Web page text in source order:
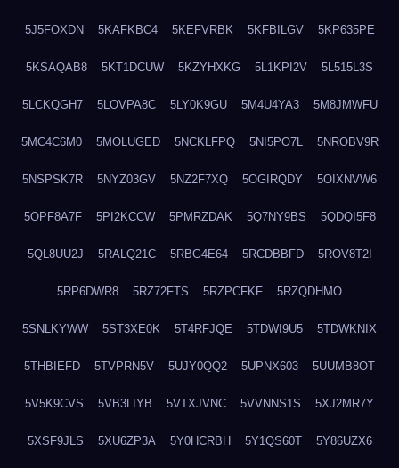
5J5FOXDN 5KAFKBC4 5KEFVRBK 5KFBILGV 5KP635PE
5KSAQAB8 5KT1DCUW 5KZYHXKG 5L1KPI2V 5L515L3S
5LCKQGH7 5LOVPA8C 5LY0K9GU 5M4U4YA3 5M8JMWFU
5MC4C6M0 5MOLUGED 5NCKLFPQ 5NI5PO7L 5NROBV9R
5NSPSK7R 5NYZ03GV 5NZ2F7XQ 5OGIRQDY 5OIXNVW6
5OPF8A7F 5PI2KCCW 5PMRZDAK 5Q7NY9BS 5QDQI5F8
5QL8UU2J 5RALQ21C 5RBG4E64 5RCDBBFD 5ROV8T2I
5RP6DWR8 5RZ72FTS 5RZPCFKF 5RZQDHMO
5SNLKYWW 5ST3XE0K 5T4RFJQE 5TDWI9U5 5TDWKNIX
5THBIEFD 5TVPRN5V 5UJY0QQ2 5UPNX603 5UUMB8OT
5V5K9CVS 5VB3LIYB 5VTXJVNC 5VVNNS1S 5XJ2MR7Y
5XSF9JLS 5XU6ZP3A 5Y0HCRBH 5Y1QS60T 5Y86UZX6